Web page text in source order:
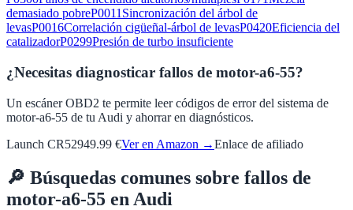
demasiado pobreP0011 Sincronización del árbol de
levasP0016Correlación cigüeñal-árbol de levasP0420Eficiencia del
catalizadorP0299Presión de turbo insuficiente
¿Necesitas diagnosticar fallos de motor-a6-55?
Un escáner OBD2 te permite leer códigos de error del sistema de
motor-a6-55 de tu Audi y ahorrar en diagnósticos.
Launch CR52949.99 €Ver en Amazon →Enlace de afiliado
🔎 Búsquedas comunes sobre fallos de
motor-a6-55 en Audi